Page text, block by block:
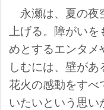
永瀬は、夏の夜
上げる。障がい
めとするエンタメ
しむには、壁が
花火の感動をすべ
いたいという思